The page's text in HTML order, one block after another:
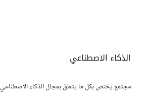
الذكاء الاصطناعي
مجتمع يختص بكل ما يتعلق بمجال الذكاء الاصطناعي